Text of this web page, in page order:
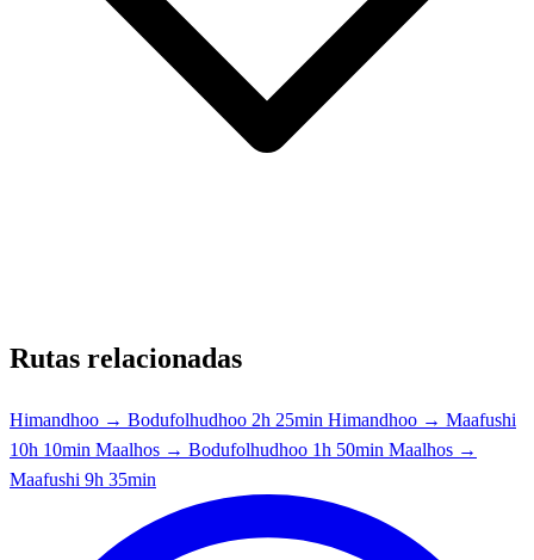
Rutas relacionadas
Himandhoo → Bodufolhudhoo 2h 25min Himandhoo → Maafushi
10h 10min Maalhos → Bodufolhudhoo 1h 50min Maalhos →
Maafushi 9h 35min